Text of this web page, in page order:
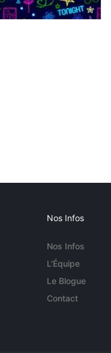
Nos Infos
Nos Infos
L'Équipe
Le Blogue
Contact